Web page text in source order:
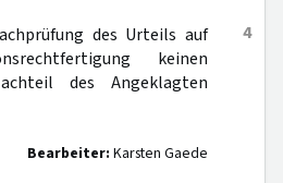
4
des Urteils auf
keinen
des Angeklagten
Bearbeiter: Karsten Gaede